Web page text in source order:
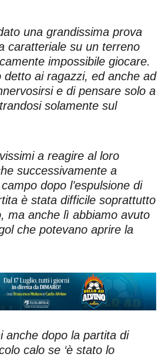
una grandissima prova
caratteriale su un terreno
impossibile giocare.
detto ai ragazzi, ed anche ad
e di pensare solo a
solamente sul
a reagire al loro
successivamente a
dopo l’espulsione di
è stata difficile soprattutto
ma anche lì abbiamo avuto
che potevano aprire la
anche dopo la partita di
calo se ‘è stato lo